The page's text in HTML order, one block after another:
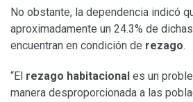
No obstante, la dependencia indicó
aproximadamente un 24.3% de
encuentran en condición de rezago.
“El rezago habitacional es un
manera desproporcionada a las